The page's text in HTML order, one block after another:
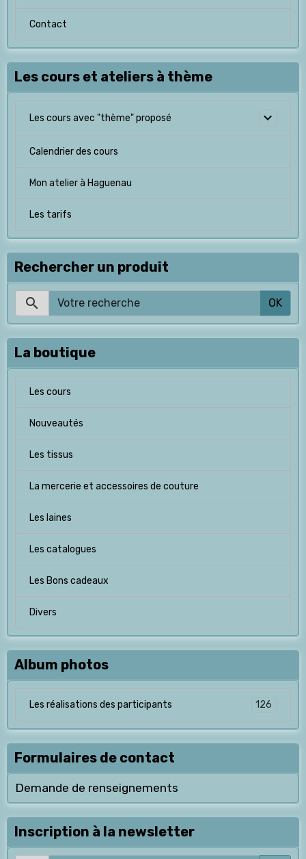
Contact
Les cours et ateliers à thème
Les cours avec "thème" proposé
Calendrier des cours
Mon atelier à Haguenau
Les tarifs
Rechercher un produit
OK
La boutique
Les cours
Nouveautés
Les tissus
La mercerie et accessoires de couture
Les laines
Les catalogues
Les Bons cadeaux
Divers
Album photos
Les réalisations des participants 126
Formulaires de contact
Demande de renseignements
Inscription à la newsletter